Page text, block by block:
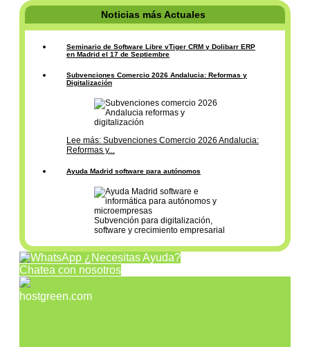
Noticias más Actuales
Seminario de Software Libre vTiger CRM y Dolibarr ERP
en Madrid el 17 de Septiembre
Subvenciones Comercio 2026 Andalucia: Reformas y
Digitalización
Lee más: Subvenciones Comercio 2026 Andalucia:
Reformas y...
Ayuda Madrid software para autónomos
Subvención para digitalización,
software y crecimiento empresarial
¿Necesitas Ayuda?
Chatea con nosotros
hostgreen.com